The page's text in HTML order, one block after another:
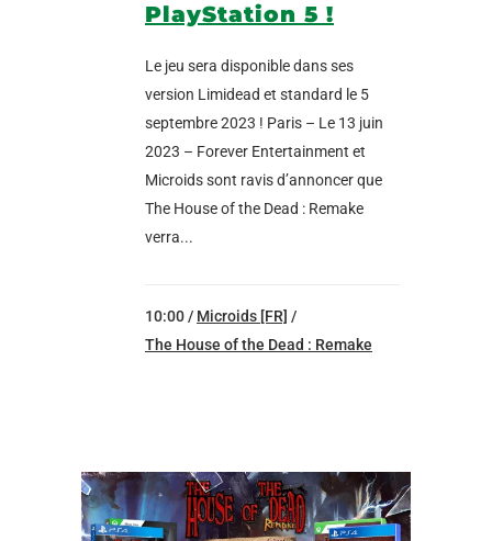
PlayStation 5 !
Le jeu sera disponible dans ses
version Limidead et standard le 5
septembre 2023 ! Paris – Le 13 juin
2023 – Forever Entertainment et
Microids sont ravis d’annoncer que
The House of the Dead : Remake
verra...
10:00 / Microids [FR] /
The House of the Dead : Remake